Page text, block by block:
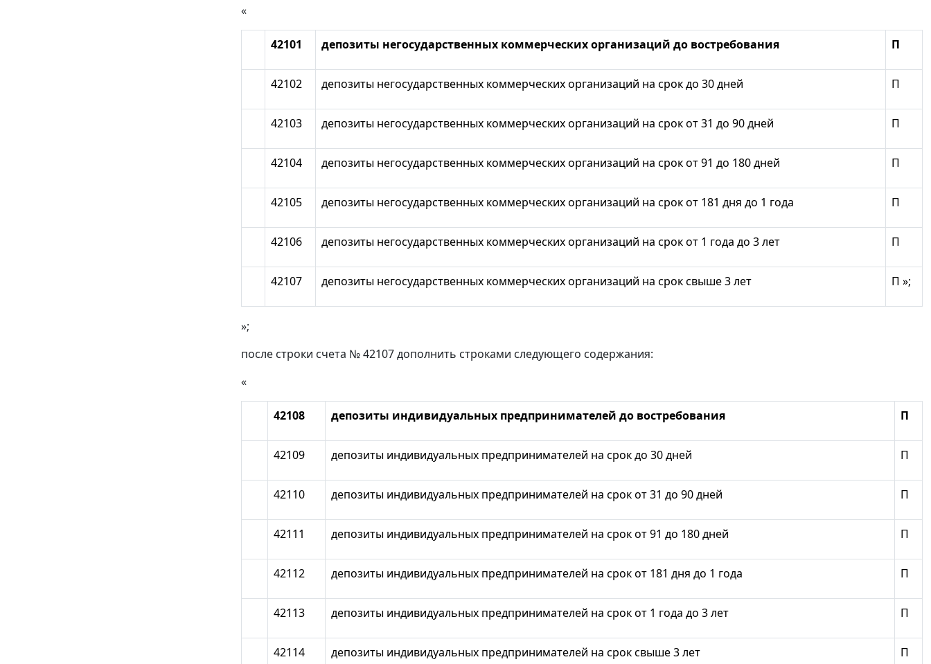
«
42101 депозиты негосударственных коммерческих организаций до востребования П
42102 депозиты негосударственных коммерческих организаций на срок до 30 дней П
42103 депозиты негосударственных коммерческих организаций на срок от 31 до 90 дней П
42104 депозиты негосударственных коммерческих организаций на срок от 91 до 180 дней П
42105 депозиты негосударственных коммерческих организаций на срок от 181 дня до 1 года П
42106 депозиты негосударственных коммерческих организаций на срок от 1 года до 3 лет П
42107 депозиты негосударственных коммерческих организаций на срок свыше 3 лет П »;
»;
после строки счета № 42107 дополнить строками следующего содержания:
«
42108 депозиты индивидуальных предпринимателей до востребования П
42109 депозиты индивидуальных предпринимателей на срок до 30 дней П
42110 депозиты индивидуальных предпринимателей на срок от 31 до 90 дней П
42111 депозиты индивидуальных предпринимателей на срок от 91 до 180 дней П
42112 депозиты индивидуальных предпринимателей на срок от 181 дня до 1 года П
42113 депозиты индивидуальных предпринимателей на срок от 1 года до 3 лет П
42114 депозиты индивидуальных предпринимателей на срок свыше 3 лет П